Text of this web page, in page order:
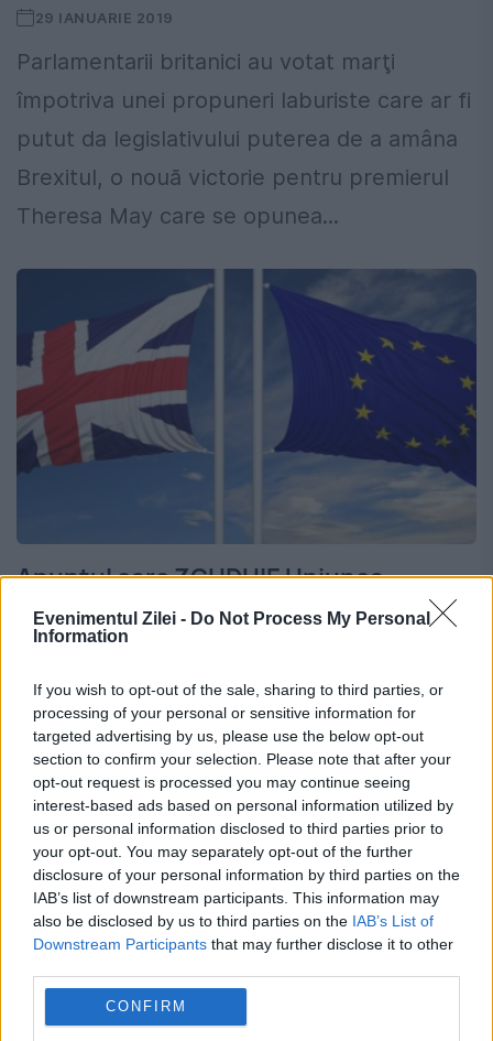
Evenimentul Zilei - Do Not Process My Personal
Information
If you wish to opt-out of the sale, sharing to third parties, or
processing of your personal or sensitive information for
targeted advertising by us, please use the below opt-out
section to confirm your selection. Please note that after your
opt-out request is processed you may continue seeing
interest-based ads based on personal information utilized by
us or personal information disclosed to third parties prior to
your opt-out. You may separately opt-out of the further
disclosure of your personal information by third parties on the
IAB’s list of downstream participants. This information may
also be disclosed by us to third parties on the IAB’s List of
Downstream Participants that may further disclose it to other
CONFIRM
29 IANUARIE 2019
Parlamentarii britanici au votat marţi
împotriva unei propuneri laburiste care ar fi
putut da legislativului puterea de a amâna
Brexitul, o nouă victorie pentru premierul
Theresa May care se opunea...
Anunțul care ZGUDUIE Uniunea
Europeană: BREXIT-ul ar putea fi
ANULAT! Motivul este neașteptat
8 IULIE 2017
Procedura de retragere a Marii Britanii din
uniunea Europeană ar putea fi anulată din
cauza unei erori tehnici, avertizează Eluned
Morgan, unul dintre cei mai importanți
politicieni laburiști. Baroneasa a...